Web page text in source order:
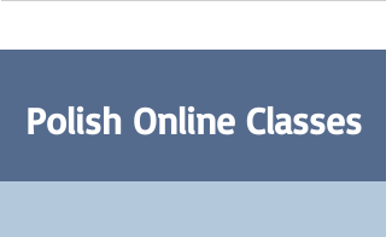
Polish Online Classes